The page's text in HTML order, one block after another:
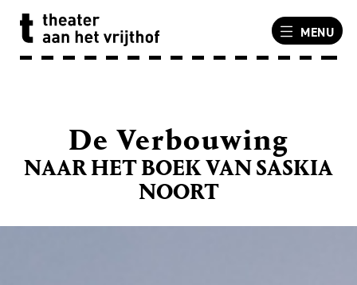
MENU
NAAR HET BOEK VAN SASKIA
NOORT
De Verbouwing